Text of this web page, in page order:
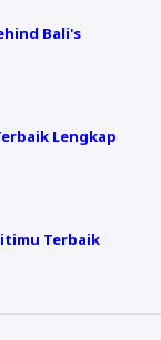
Bali's
Lengkap
Terbaik